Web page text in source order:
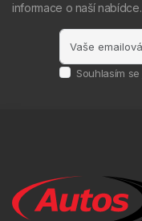
informace o naší nabídce.
Souhlasím se